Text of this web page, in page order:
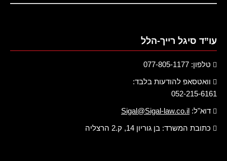
עו”ד סיגל רייך-הלל
טלפון: 077-805-1177
וואטסאפ להודעות בלבד:
052-215-6161
דוא"ל: Sigal@Sigal-law.co.il
כתובת המשרד: בן גוריון 14, ק.2 הרצליה